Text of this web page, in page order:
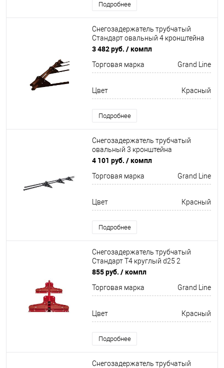
Подробнее
Снегозадержатель трубчатый
Стандарт овальный 4 кронштейна
Оцинков+порошковый окрас
3 482 руб. / компл
Торговая марка Grand Line
Цвет Красный
Подробнее
Снегозадержатель трубчатый
овальный 3 кронштейна
Оцинков+порошковый окрас
4 101 руб. / компл
Торговая марка Grand Line
Цвет Красный
Подробнее
Снегозадержатель трубчатый
Стандарт Т4 круглый d25 2
кронштейна
1000мм Grand Line
855 руб. / компл
Торговая марка Grand Line
Цвет Красный
Подробнее
Снегозадержатель трубчатый